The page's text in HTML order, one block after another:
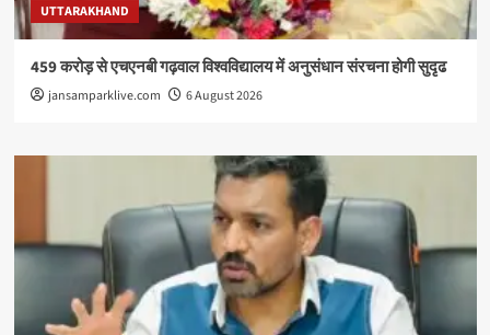
UTTARAKHAND
459 करोड़ से एचएनबी गढ़वाल विश्वविद्यालय में अनुसंधान संरचना होगी सुदृढ
jansamparklive.com 6 August 2026